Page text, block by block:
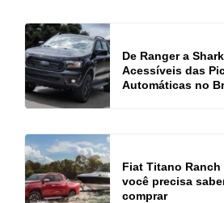
De Ranger a
Acessíveis das
Automáticas no
Fiat Titano Ranch
você precisa
comprar